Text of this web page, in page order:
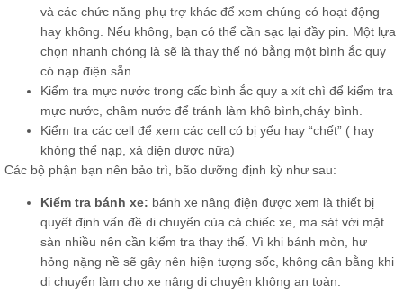
và các chức năng phụ trợ khác để xem chúng có hoạt động
hay không. Nếu không, bạn có thể cần sạc lại đầy pin. Một lựa
chọn nhanh chóng là sẽ là thay thế nó bằng một bình ắc quy
có nạp điện sẵn.
Kiểm tra mực nước trong cấc bình ắc quy a xít chì để kiểm tra
mực nước, châm nước để tránh làm khô bình,cháy bình.
Kiểm tra các cell để xem các cell có bị yếu hay “chết” ( hay
không thể nạp, xả điện được nữa)
Các bộ phận bạn nên bảo trì, bão dưỡng định kỳ như sau:
Kiểm tra bánh xe: bánh xe nâng điện được xem là thiết bị
quyết định vấn đề di chuyển của cả chiếc xe, ma sát với mặt
sàn nhiều nên cần kiểm tra thay thế. Vì khi bánh mòn, hư
hỏng nặng nề sẽ gây nên hiện tượng sốc, không cân bằng khi
di chuyển làm cho xe nâng di chuyên không an toàn.